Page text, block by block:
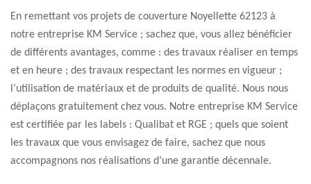
En remettant vos projets de couverture Noyellette 62123 à
notre entreprise KM Service ; sachez que, vous allez bénéficier
de différents avantages, comme : des travaux réaliser en temps
et en heure ; des travaux respectant les normes en vigueur ;
l’utilisation de matériaux et de produits de qualité. Nous nous
déplaçons gratuitement chez vous. Notre entreprise KM Service
est certifiée par les labels : Qualibat et RGE ; quels que soient
les travaux que vous envisagez de faire, sachez que nous
accompagnons nos réalisations d’une garantie décennale.